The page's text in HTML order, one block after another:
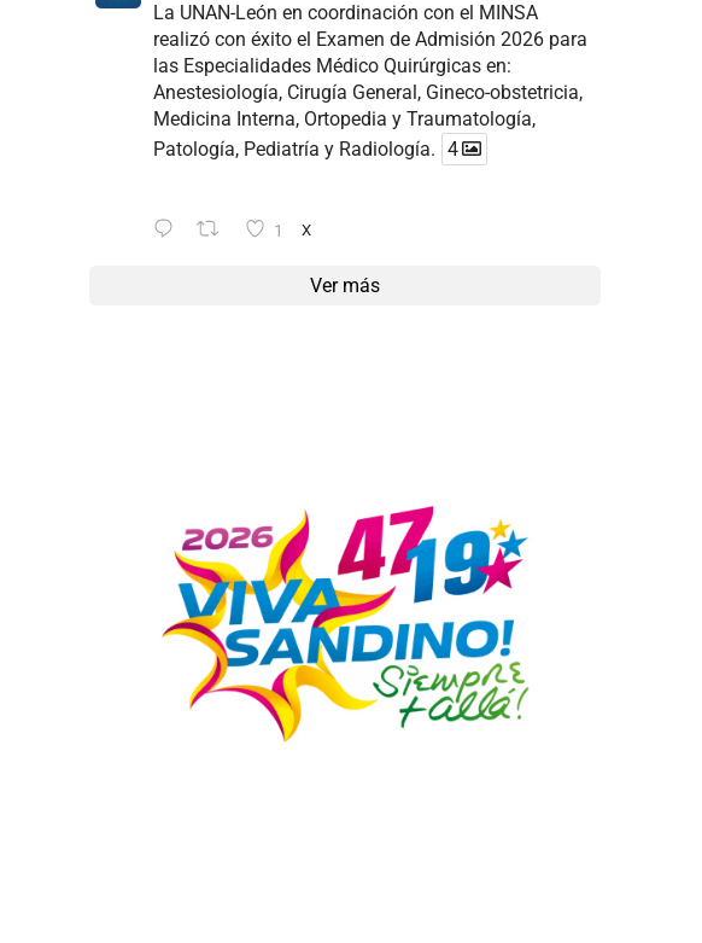
La UNAN-León en coordinación con el MINSA
realizó con éxito el Examen de Admisión 2026 para
las Especialidades Médico Quirúrgicas en:
Anestesiología, Cirugía General, Gineco-obstetricia,
Medicina Interna, Ortopedia y Traumatología,
Patología, Pediatría y Radiología. 4
1 X
Ver más